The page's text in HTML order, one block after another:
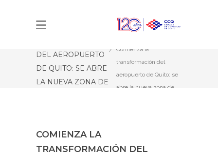
COMIENZA LA
DEL AEROPUERTO
DE QUITO: SE ABRE
LA NUEVA ZONA DE
Comienza la
transformación del
aeropuerto de Quito: se
abre la nueva zona de
COMIENZA LA
TRANSFORMACIÓN DEL